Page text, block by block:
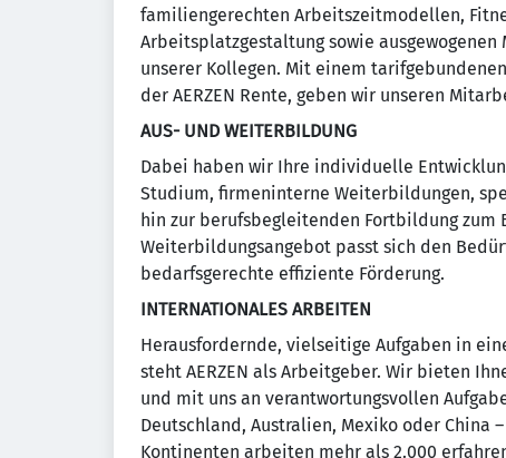
familiengerechten Arbeitszeitmodellen,
Arbeitsplatzgestaltung sowie
unserer Kollegen. Mit einem
der AERZEN Rente, geben wir unseren
AUS- UND WEITERBILDUNG
Dabei haben wir Ihre individuelle
Studium, firmeninterne Weiterbildungen,
hin zur berufsbegleitenden Fortbildung zum
Weiterbildungsangebot passt sich den
bedarfsgerechte effiziente Förderung.
INTERNATIONALES ARBEITEN
Herausfordernde, vielseitige Aufgaben in
steht AERZEN als Arbeitgeber. Wir bieten
und mit uns an verantwortungsvollen
Deutschland, Australien, Mexiko oder China
Kontinenten arbeiten mehr als 2.000